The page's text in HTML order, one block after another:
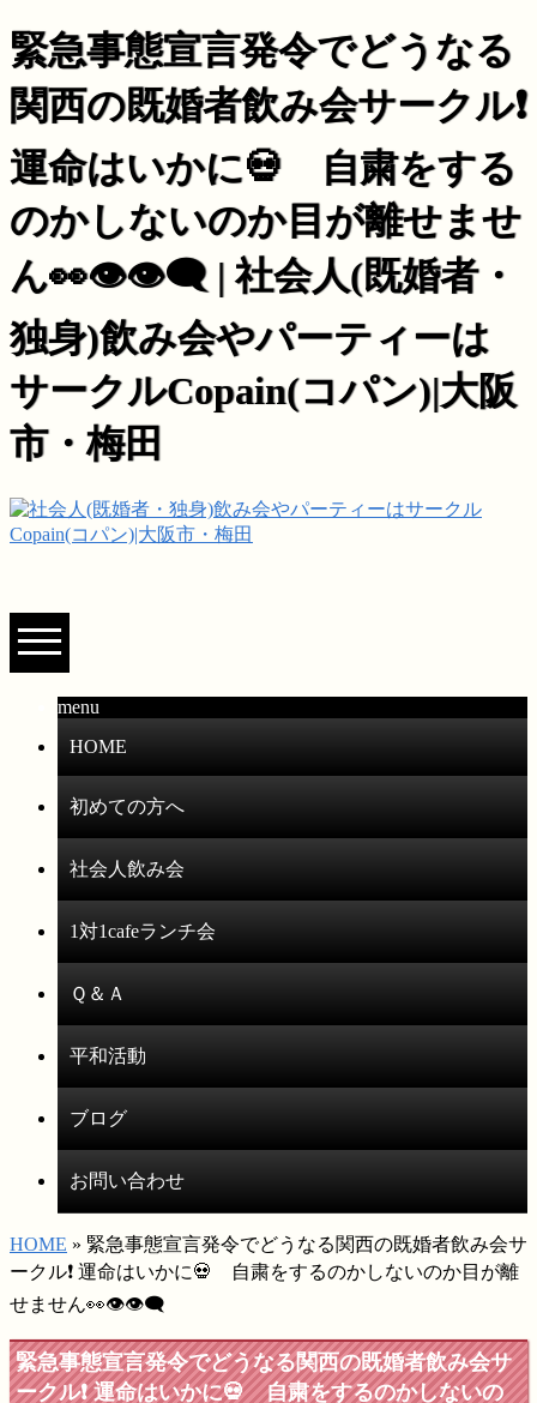
緊急事態宣言発令でどうなる
関西の既婚者飲み会サークル❗️
運命はいかに💀 自粛をする
のかしないのか目が離せませ
ん👀👁👁‍🗨 | 社会人(既婚者・
独身)飲み会やパーティーは
サークルCopain(コパン)|大阪
市・梅田
menu
HOME
初めての方へ
社会人飲み会
1対1cafeランチ会
Ｑ＆Ａ
平和活動
ブログ
お問い合わせ
HOME » 緊急事態宣言発令でどうなる関西の既婚者飲み会サ
ークル❗️ 運命はいかに💀 自粛をするのかしないのか目が離
せません👀👁👁‍🗨
緊急事態宣言発令でどうなる関西の既婚者飲み会サ
ークル❗️ 運命はいかに💀 自粛をするのかしないの